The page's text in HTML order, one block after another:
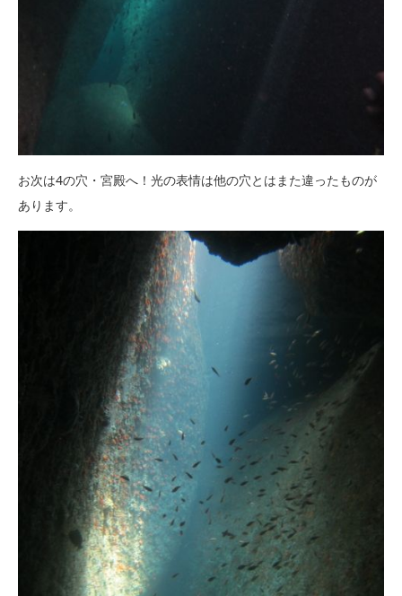
お次は4の穴・宮殿へ！光の表情は他の穴とはまた違ったものが
あります。